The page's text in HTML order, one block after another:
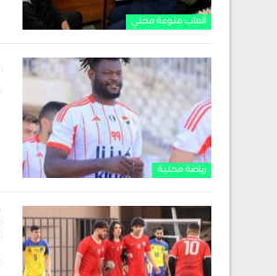
ألعاب منوعة محلي
رياضة محلية